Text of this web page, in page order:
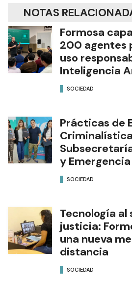
NOTAS
Formosa
200 agentes
uso
Inteligencia
SOCIEDAD
Prácticas de
y Emergencia
SOCIEDAD
Tecnología al
justicia:
una nueva
distancia
SOCIEDAD